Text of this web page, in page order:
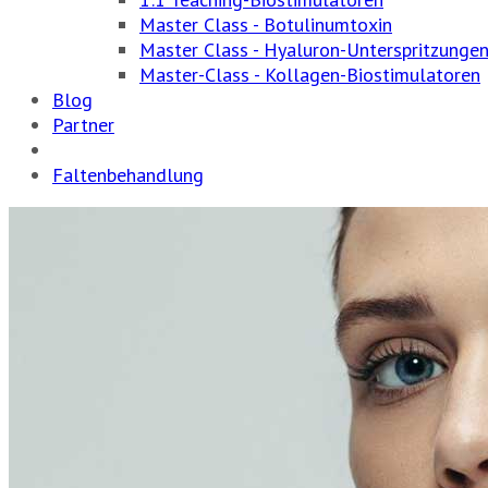
Master Class - Botulinumtoxin
Master Class - Hyaluron-Unterspritzungen
Master-Class - Kollagen-Biostimulatoren
Blog
Partner
Faltenbehandlung